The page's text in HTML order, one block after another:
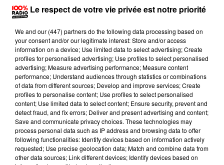
Lecture (1 min 14 sec)
100%
Le respect de votre vie privée est notre priorité
We and our (447) partnersdo the following data processing based on
your consent and/or our legitimate interest: Store and/or access
information on a device; Use limited data to select advertising; Create
profiles for personalised advertising; Use profiles to select personalised
advertising; Measure advertising performance; Measure content
performance; Understand audiences through statistics or combinations
of data from different sources; Develop and improve services; Create
profiles to personalise content; Use profiles to select personalised
content; Use limited data to select content; Ensure security, prevent and
detect fraud, and fix errors; Deliver and present advertising and content;
Save and communicate privacy choices. These technologies may
process personal data such as IP address and browsing data to offer
following functionalities: Identify devices based on information actively
requested; Use precise geolocation data; Match and combine data from
other data sources; Link different devices; Identify devices based on